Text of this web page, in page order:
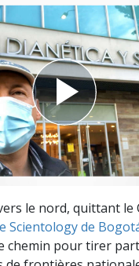
le nord, quittant le
Scientology de
chemin pour tirer